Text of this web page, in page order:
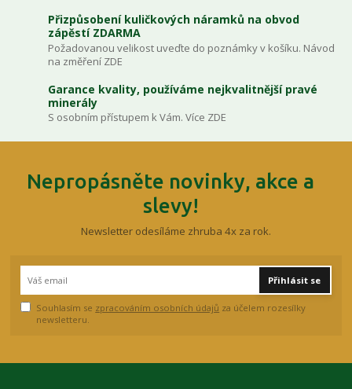
Přizpůsobení kuličkových náramků na obvod
zápěstí ZDARMA
Požadovanou velikost uveďte do poznámky v košíku. Návod
na změření ZDE
Garance kvality, používáme nejkvalitnější pravé
minerály
S osobním přístupem k Vám. Více ZDE
Nepropásněte novinky, akce a
slevy!
Newsletter odesíláme zhruba 4x za rok.
Přihlásit se
Souhlasím se zpracováním osobních údajů za účelem rozesílky
newsletteru.